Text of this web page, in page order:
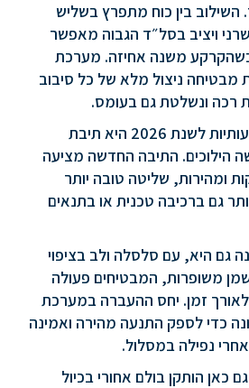
השילוב בין כוח מתפרץ בשליש
ויציב בסל״ד הגבוה מאפשר
כשהקרקע משנה אחיזה. מערכת
מבטיחה ניצול מלא של כל סיבוב
רכה ונשלטת גם בעומס.
אחת התוספות המשמעותיות לשנת 2026 היא תיבת
הילוכים. התיבה החדשה מציעה
ומהירות, שליטה טובה יותר
גם ברכיבה טכנית או בתנאים
גם היא, עם סלסלה ולב בציפוי
שמן משופרות, המבטיחים פעולה
זמן. יחס ההעברה במערכת
כדי לספק התנעה מהירה ואמינה
נפילה במסלול.
בכל דגמי 2026, גם כאן הותקן בולם אחורי בכיול